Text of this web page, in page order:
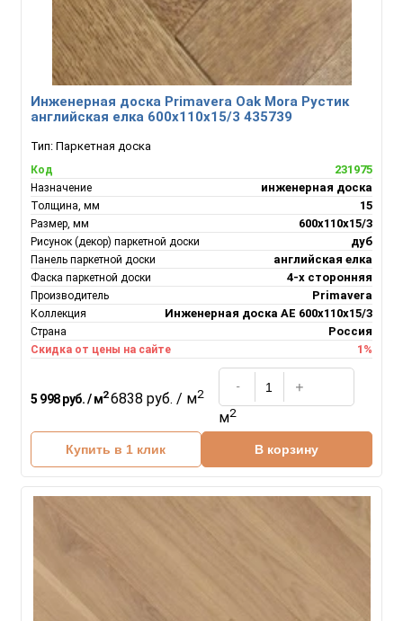
Инженерная доска Primavera Oak Mora Рустик
английская елка 600х110х15/3 435739
Тип: Паркетная доска
Код 231975
Назначение инженерная доска
Толщина, мм 15
Размер, мм 600х110х15/3
Рисунок (декор) паркетной доски дуб
Панель паркетной доски английская елка
Фаска паркетной доски 4-х сторонняя
Производитель Primavera
Коллекция Инженерная доска АЕ 600х110х15/3
Страна Россия
Скидка от цены на сайте 1%
5 998 руб. / м26838 руб. / м2
м2
Купить в 1 клик В корзину